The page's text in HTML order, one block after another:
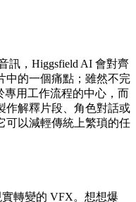
訊，Higgsfield AI 會對齊
中的一個痛點；雖然不完
專用工作流程的中心，而
作解釋片段、角色對話或
可以減輕傳統上繁瑣的任
轉變的 VFX。想想爆